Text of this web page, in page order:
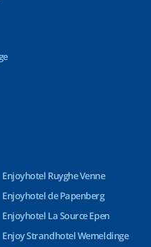
Enjoyhotel Ruyghe Venne
Enjoyhotel de Papenberg
Enjoyhotel La Source Epen
Enjoy Strandhotel Wemeldinge